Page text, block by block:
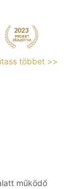
többet >>
működő